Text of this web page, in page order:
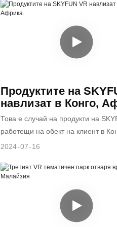
нашия руски партньор да
магазина си в малък VR
който включва различни видове
като например кино за 4 души,
столове тип „яйце“. Този VR
парк предоставя на клиентите
клиентите за продуктите и
Продуктите на
навлизат в Конго,
Това е случай на продукти на
работещи на обект на клиент в
Африка.
2024 07 16